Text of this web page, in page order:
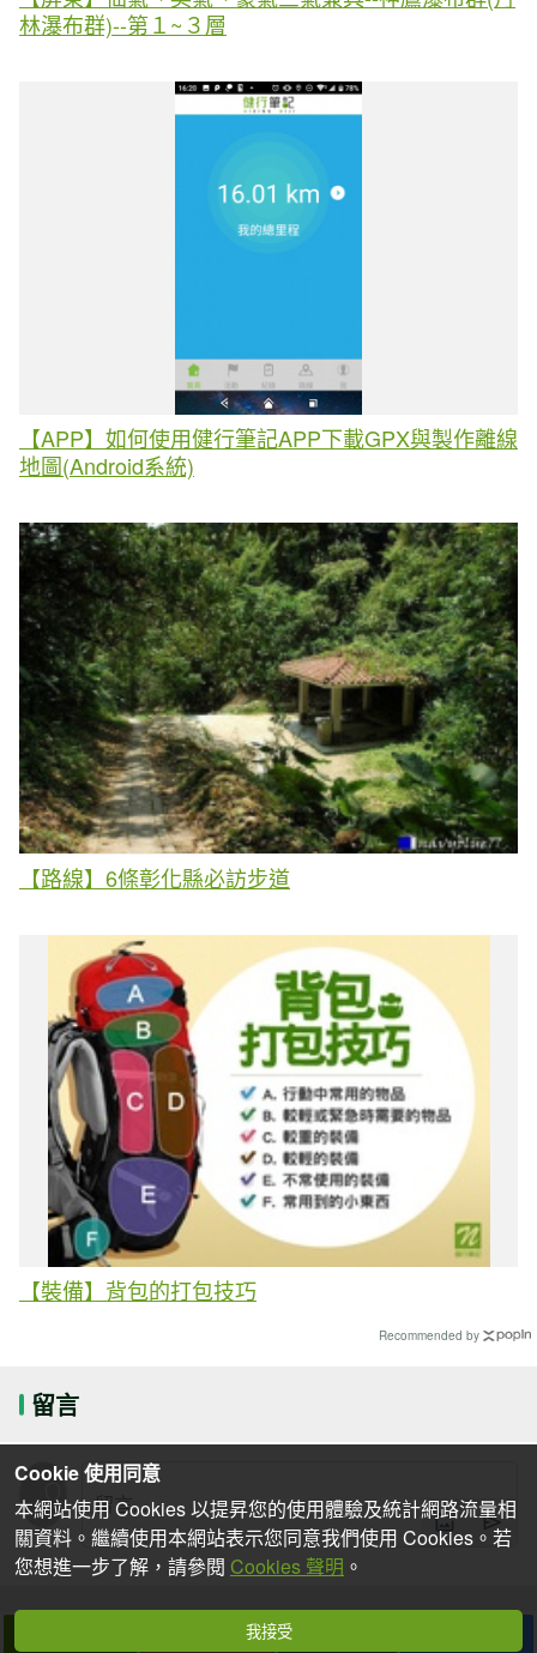
林瀑布群)--第１~３層
【APP】如何使用健行筆記APP下載GPX與製作離線
地圖(Android系統)
【路線】6條彰化縣必訪步道
【裝備】背包的打包技巧
Recommended by
留言
Cookie 使用同意
本網站使用 Cookies 以提昇您的使用體驗及統計網路流量相
關資料。繼續使用本網站表示您同意我們使用 Cookies。若
您想進一步了解，請參閱 Cookies 聲明 。
我接受